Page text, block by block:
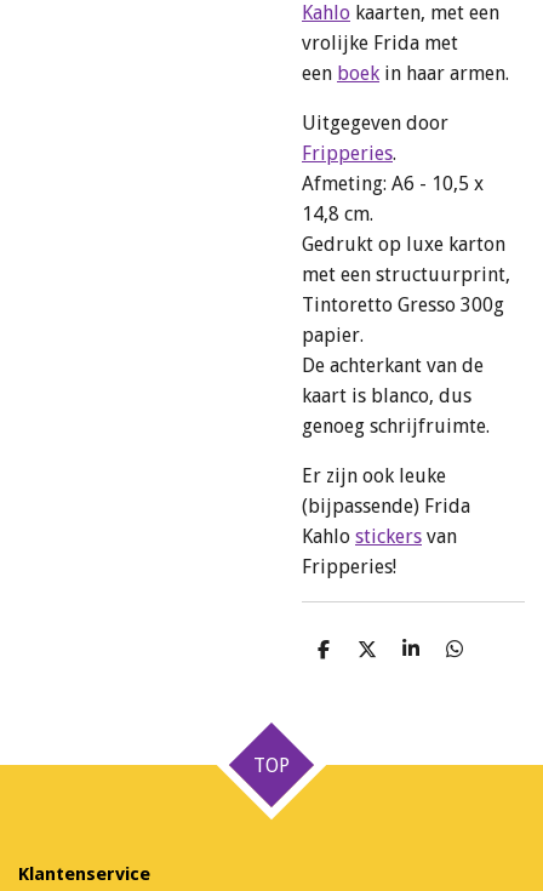
Kahlo kaarten, met een
vrolijke Frida met
een boek in haar armen.
Uitgegeven door
Fripperies.
Afmeting: A6 - 10,5 x
14,8 cm.
Gedrukt op luxe karton
met een structuurprint,
Tintoretto Gresso 300g
papier.
De achterkant van de
kaart is blanco, dus
genoeg schrijfruimte.
Er zijn ook leuke
(bijpassende) Frida
Kahlo stickers van
Fripperies!
D
D
S
D
TOP
Klantenservice